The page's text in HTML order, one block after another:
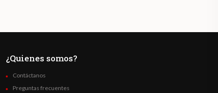
¿Quienes somos?
Contáctanos
Preguntas frecuentes